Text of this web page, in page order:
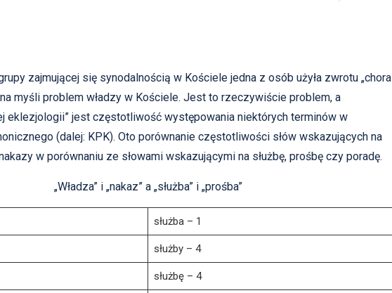
zajmującej się synodalnością w Kościele jedna z osób użyła zwrotu „chora
myśli problem władzy w Kościele. Jest to rzeczywiście problem, a
eklezjologii” jest częstotliwość występowania niektórych terminów w
(dalej: KPK). Oto porównanie częstotliwości słów wskazujących na
w porównaniu ze słowami wskazującymi na służbę, prośbę czy poradę.
„Władza” i „nakaz” a „służba” i „prośba”
służba – 1
służby – 4
służbę – 4